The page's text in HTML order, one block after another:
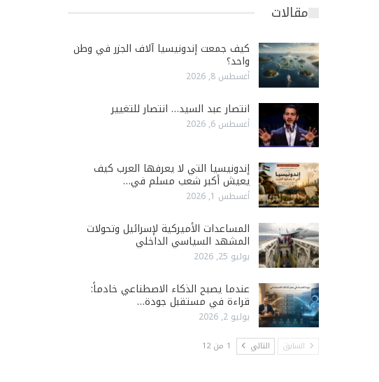
مقالات
كيف جمعت إندونيسيا آلاف الجزر في وطن
واحد؟
أغسطس 8, 2026
انتصار عبد السيد… انتصار للتغيير
أغسطس 6, 2026
إندونيسيا التي لا يعرفها العرب كيف
يعيش أكبر شعب مسلم في…
أغسطس 1, 2026
المساعدات الأميركية لإسرائيل وتحولات
المشهد السياسي الداخلي
يوليو 25, 2026
عندما يصبح الذكاء الاصطناعي خادماً:
قراءة في مستقبل جودة…
يوليو 2, 2026
السابق التالي 1 من 12